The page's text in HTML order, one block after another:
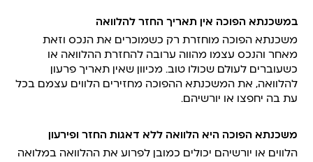
במשכנתא הפוכה אין תאריך החזר להלוואה
משכנתא הפוכה מוחזרת רק כשמוכרים את הנכס וזאת
מאחר והנכס עצמו מהווה ערובה להחזרת ההלוואה או
כשעוברים לעולם שכולו טוב. מכיוון שאין תאריך פרעון
להלוואה, את המשכנתא ההפוכה מחזירים הלווים עצמם בכל
עת בה יחפצו או יורשיהם.
משכנתא הפוכה היא הלוואה ללא דאגות החזר ופירעון
הלווים או יורשיהם יכולים כמובן לפרוע את ההלוואה במלואה